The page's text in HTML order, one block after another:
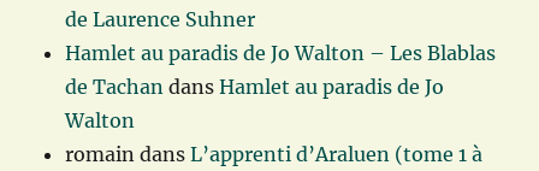
de Laurence Suhner
Hamlet au paradis de Jo Walton – Les Blablas
de Tachan dansHamlet au paradis de Jo
Walton
romain dansL’apprenti d’Araluen (tome 1 à